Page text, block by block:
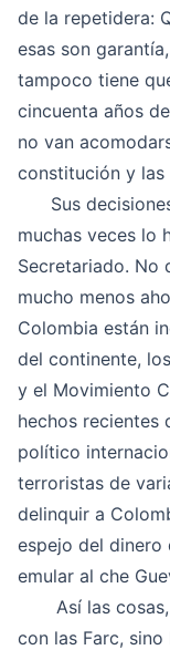
de la repetidera:
esas son
tampoco tiene
cincuenta años
no van
constitución y las
Sus decisiones
muchas veces lo
Secretariado. No
mucho menos
Colombia están
del continente,
y el Movimiento
hechos recientes
político
terroristas de
delinquir a
espejo del
emular al che
Así las cosas,
con las Farc,